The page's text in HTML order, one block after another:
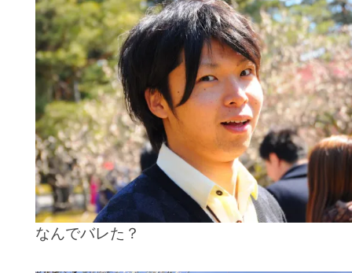
なんでバレた？